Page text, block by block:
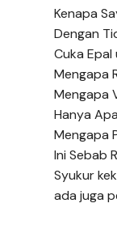
Kenapa
Dengan
Cuka
Mengapa
Mengapa
Hanya
Mengapa
Ini Sebab
Syukur
ada juga